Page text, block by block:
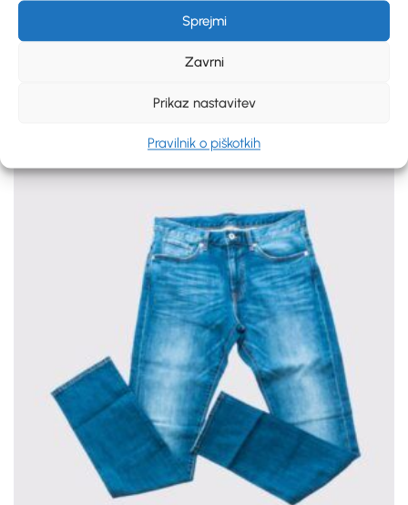
Sprejmi
Zavrni
Prikaz nastavitev
Pravilnik o piškotkih
€ 45.00